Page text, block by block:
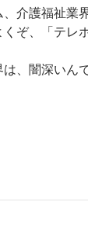
介護福祉業
ぞ、「テレ
、闇深いんで